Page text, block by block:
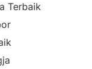
Terbaik